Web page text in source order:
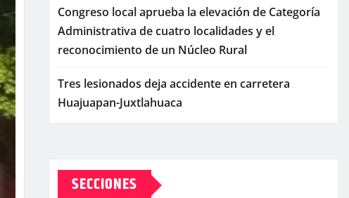
Congreso local aprueba la elevación de Categoría
Administrativa de cuatro localidades y el
reconocimiento de un Núcleo Rural
Tres lesionados deja accidente en carretera
Huajuapan-Juxtlahuaca
SECCIONES